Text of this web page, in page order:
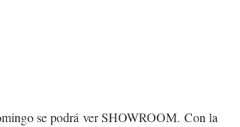
se podrá ver SHOWROOM. Con la